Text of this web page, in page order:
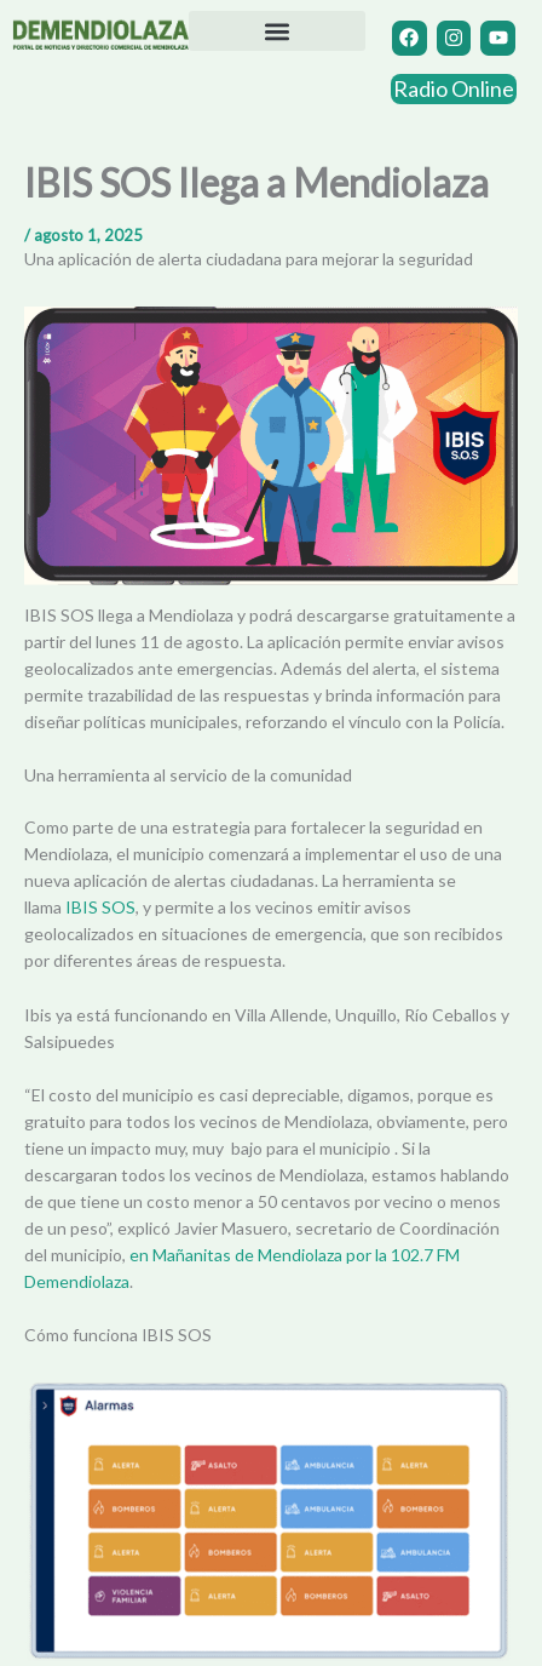
F
a
c
e
b
I
n
s
t
a
m
Y
o
u
t
u
Radio Online
IBIS SOS llega a Mendiolaza
/agosto 1, 2025
Una aplicación de alerta ciudadana para mejorar la seguridad
IBIS SOS llega a Mendiolaza y podrá descargarse gratuitamente a
partir del lunes 11 de agosto. La aplicación permite enviar avisos
geolocalizados ante emergencias. Además del alerta, el sistema
permite trazabilidad de las respuestas y brinda información para
diseñar políticas municipales, reforzando el vínculo con la Policía.
Una herramienta al servicio de la comunidad
Como parte de una estrategia para fortalecer la seguridad en
Mendiolaza, el municipio comenzará a implementar el uso de una
nueva aplicación de alertas ciudadanas. La herramienta se
llama IBIS SOS, y permite a los vecinos emitir avisos
geolocalizados en situaciones de emergencia, que son recibidos
por diferentes áreas de respuesta.
Ibis ya está funcionando en Villa Allende, Unquillo, Río Ceballos y
Salsipuedes
“El costo del municipio es casi depreciable, digamos, porque es
gratuito para todos los vecinos de Mendiolaza, obviamente, pero
tiene un impacto muy, muy bajo para el municipio . Si la
descargaran todos los vecinos de Mendiolaza, estamos hablando
de que tiene un costo menor a 50 centavos por vecino o menos
de un peso”, explicó Javier Masuero, secretario de Coordinación
del municipio, en Mañanitas de Mendiolaza por la 102.7 FM
Demendiolaza.
Cómo funciona IBIS SOS